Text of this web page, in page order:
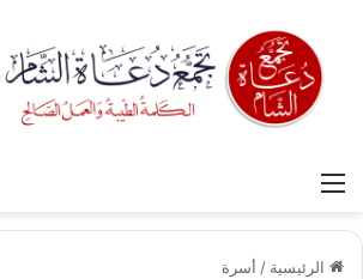
القائمة
الرئيسية / أسرة